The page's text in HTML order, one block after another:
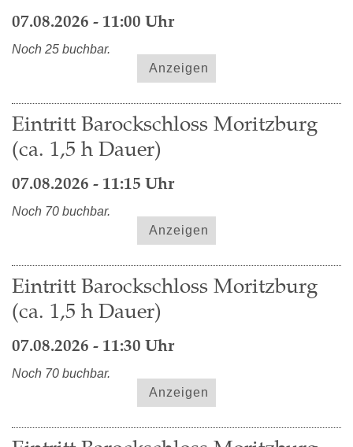
07.08.2026 - 11:00 Uhr
Noch 25 buchbar.
Anzeigen
Eintritt Barockschloss Moritzburg
(ca. 1,5 h Dauer)
07.08.2026 - 11:15 Uhr
Noch 70 buchbar.
Anzeigen
Eintritt Barockschloss Moritzburg
(ca. 1,5 h Dauer)
07.08.2026 - 11:30 Uhr
Noch 70 buchbar.
Anzeigen